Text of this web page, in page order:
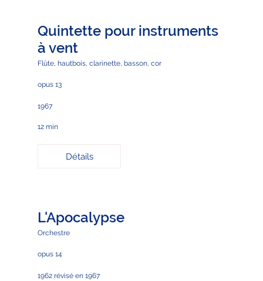
Quintette pour instruments
à vent
Flûte, hautbois, clarinette, basson, cor
opus 13
1967
12 min
Détails
L'Apocalypse
Orchestre
opus 14
1962 révisé en 1967